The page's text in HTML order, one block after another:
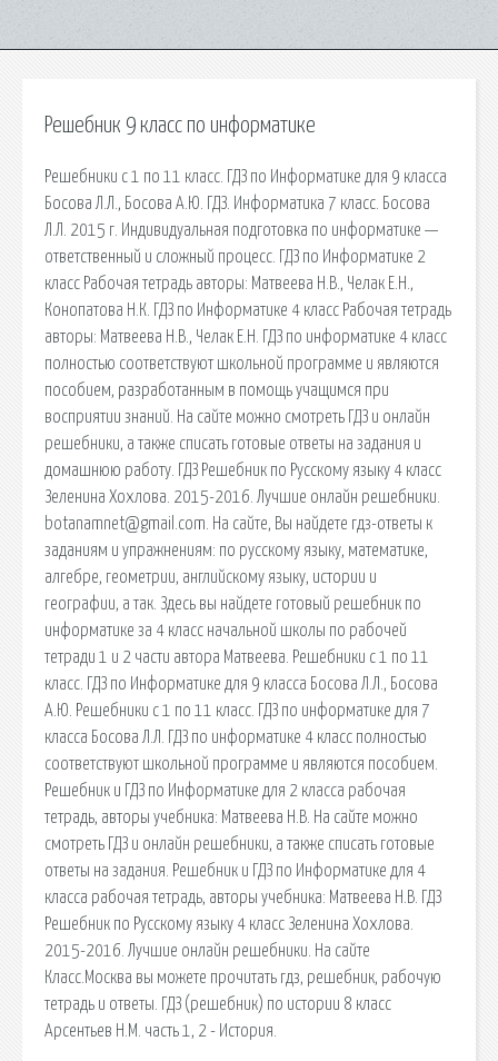
Решебник 9 класс по информатике
Решебники с 1 по 11 класс. ГДЗ по Информатике для 9 класса
Босова Л.Л., Босова А.Ю. ГДЗ. Информатика 7 класс. Босова
Л.Л. 2015 г. Индивидуальная подготовка по информатике —
ответственный и сложный процесс. ГДЗ по Информатике 2
класс Рабочая тетрадь авторы: Матвеева Н.В., Челак Е.Н.,
Конопатова Н.К. ГДЗ по Информатике 4 класс Рабочая тетрадь
авторы: Матвеева Н.В., Челак Е.Н. ГДЗ по информатике 4 класс
полностью соответствуют школьной программе и являются
пособием, разработанным в помощь учащимся при
восприятии знаний. На сайте можно смотреть ГДЗ и онлайн
решебники, а также списать готовые ответы на задания и
домашнюю работу. ГДЗ Решебник по Русскому языку 4 класс
Зеленина Хохлова. 2015-2016. Лучшие онлайн решебники.
botanamnet@gmail.com. На сайте, Вы найдете гдз-ответы к
заданиям и упражнениям: по русскому языку, математике,
алгебре, геометрии, английскому языку, истории и
географии, а так. Здесь вы найдете готовый решебник по
информатике за 4 класс начальной школы по рабочей
тетради 1 и 2 части автора Матвеева. Решебники с 1 по 11
класс. ГДЗ по Информатике для 9 класса Босова Л.Л., Босова
А.Ю. Решебники с 1 по 11 класс. ГДЗ по информатике для 7
класса Босова Л.Л. ГДЗ по информатике 4 класс полностью
соответствуют школьной программе и являются пособием.
Решебник и ГДЗ по Информатике для 2 класса рабочая
тетрадь, авторы учебника: Матвеева Н.В. На сайте можно
смотреть ГДЗ и онлайн решебники, а также списать готовые
ответы на задания. Решебник и ГДЗ по Информатике для 4
класса рабочая тетрадь, авторы учебника: Матвеева Н.В. ГДЗ
Решебник по Русскому языку 4 класс Зеленина Хохлова.
2015-2016. Лучшие онлайн решебники. На сайте
Класс.Москва вы можете прочитать гдз, решебник, рабочую
тетрадь и ответы. ГДЗ (решебник) по истории 8 класс
Арсентьев Н.М. часть 1, 2 - История.